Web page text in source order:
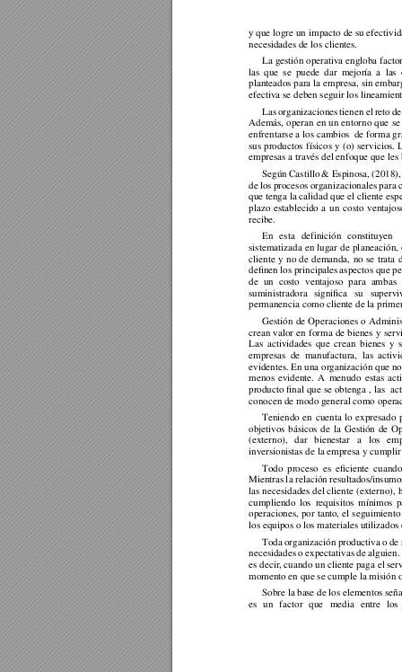
y que logre un impacto de su
necesidades de los clientes.
La gestión operativa engloba
las que se puede dar mejoría a las
planteados para la empresa, sin
efectiva se deben seguir los
Las organizaciones tienen el reto
Además, operan en un entorno que
enfrentarse a los cambios  de forma
sus productos físicos y (o) servicios.
empresas a través del enfoque que
Según Castillo & Espinosa,
de los procesos organizacionales para
que tenga la calidad que el cliente
plazo establecido a un costo
recibe.
En esta definición constituyen
sistematizada en lugar de planeación,
cliente y no de demanda, no se trata
definen los principales aspectos que
de un costo ventajoso para ambas
suministradora significa su
permanencia como cliente de la
Gestión de Operaciones o
crean valor en forma de bienes y
Las actividades que crean bienes y
empresas de manufactura, las
evidentes. En una organización que
menos evidente. A menudo estas
producto final que se obtenga , las
conocen de modo general como
Teniendo en cuenta lo expresado
objetivos básicos de la Gestión de
(externo), dar bienestar a los
inversionistas de la empresa y
Todo proceso es eficiente
Mientras la relación resultados/
las necesidades del cliente (externo),
cumpliendo los requisitos mínimos
operaciones, por tanto, el
los equipos o los materiales
Toda organización productiva o de
necesidades o expectativas de
es decir, cuando un cliente paga el
momento en que se cumple la
Sobre la base de los elementos se
es un factor que media entre los